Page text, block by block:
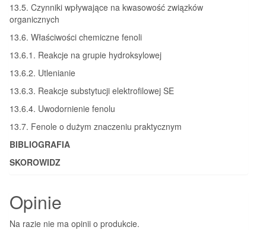
13.5. Czynniki wpływające na kwasowość związków
organicznych
13.6. Właściwości chemiczne fenoli
13.6.1. Reakcje na grupie hydroksylowej
13.6.2. Utlenianie
13.6.3. Reakcje substytucji elektrofilowej SE
13.6.4. Uwodornienie fenolu
13.7. Fenole o dużym znaczeniu praktycznym
BIBLIOGRAFIA
SKOROWIDZ
Opinie
Na razie nie ma opinii o produkcie.